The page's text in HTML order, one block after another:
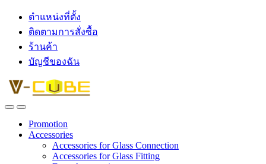
ตำแหน่งที่ตั้ง
ติดตามการสั่งซื้อ
ร้านค้า
บัญชีของฉัน
Promotion
Accessories
Accessories for Glass Connection
Accessories for Glass Fitting